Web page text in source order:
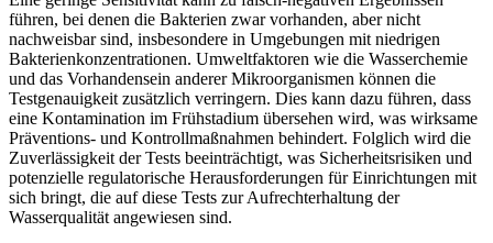
führen, bei denen die Bakterien zwar vorhanden, aber nicht
nachweisbar sind, insbesondere in Umgebungen mit niedrigen
Bakterienkonzentrationen. Umweltfaktoren wie die Wasserchemie
und das Vorhandensein anderer Mikroorganismen können die
Testgenauigkeit zusätzlich verringern. Dies kann dazu führen, dass
eine Kontamination im Frühstadium übersehen wird, was wirksame
Präventions- und Kontrollmaßnahmen behindert. Folglich wird die
Zuverlässigkeit der Tests beeinträchtigt, was Sicherheitsrisiken und
potenzielle regulatorische Herausforderungen für Einrichtungen mit
sich bringt, die auf diese Tests zur Aufrechterhaltung der
Wasserqualität angewiesen sind.